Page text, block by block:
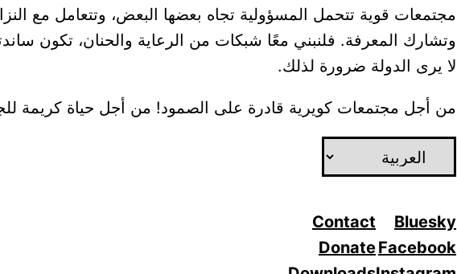
مجتمعات قوية تتحمل المسؤولية تجاه بعضها البعض، وتتعامل مع
وتشارك المعرفة. فلنبني معًا شبكات من الرعاية والحنان، تكون
لا يرى الدولة ضرورة لذلك.
من أجل مجتمعات كويرية قادرة على الصمود! من أجل حياة كريمة
لغة
Bluesky
Facebook
Contact
Donate